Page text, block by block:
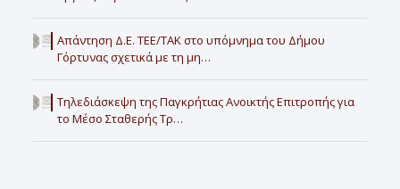
Απάντηση Δ.Ε. ΤΕΕ/ΤΑΚ στο υπόμνημα του Δήμου
Γόρτυνας σχετικά με τη μη…
Τηλεδιάσκεψη της Παγκρήτιας Ανοικτής Επιτροπής για
το Μέσο Σταθερής Τρ…